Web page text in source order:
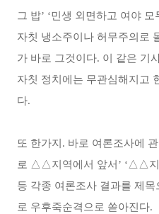
그 밥’ ‘민생 외면하고 여야
자칫 냉소주이나 허무주의로
가 바로 그것이다. 이 같은 기
자칫 정치에는 무관심해지고
다.
또 한가지. 바로 여론조사에
로 △△지역에서 앞서’ ‘△△
등 각종 여론조사 결과를 제
로 우후죽순격으로 쏟아진다.